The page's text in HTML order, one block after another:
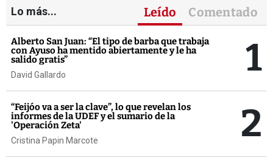
Lo más... Leído Comentado
Alberto San Juan: “El tipo de barba que trabaja
con Ayuso ha mentido abiertamente y le ha
salido gratis”
David Gallardo 1
“Feijóo va a ser la clave”, lo que revelan los
informes de la UDEF y el sumario de la
'Operación Zeta'
Cristina Papin Marcote 2